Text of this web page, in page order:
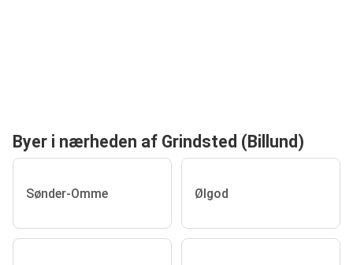
Byer i nærheden af Grindsted (Billund)
Sønder-Omme Ølgod